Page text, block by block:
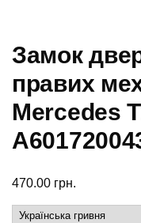
Замок
правих
Mercedes
470.00 грн.